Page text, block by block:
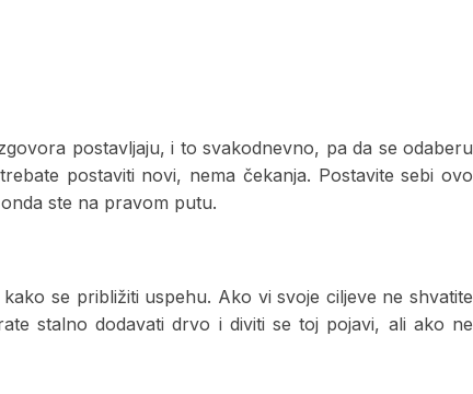
postavljaju, i to svakodnevno, pa da se odaberu
postaviti novi, nema čekanja. Postavite sebi ovo
ste na pravom putu.
se približiti uspehu. Ako vi svoje ciljeve ne shvatite
stalno dodavati drvo i diviti se toj pojavi, ali ako ne